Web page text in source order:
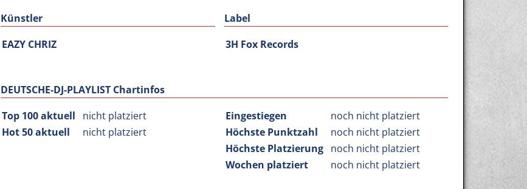
Künstler
EAZY CHRIZ
Label
3H Fox Records
DEUTSCHE-DJ-PLAYLIST Chartinfos
Top 100 aktuell
nicht platziert
Hot 50 aktuell
nicht platziert
Eingestiegen
noch nicht platziert
Höchste Punktzahl
noch nicht platziert
Höchste Platzierung noch nicht platziert
Wochen platziert
noch nicht platziert